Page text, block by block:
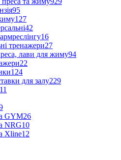
95
127
42
16
тренажери27
лави для жиму94
22
124
для залу229
11
GYM26
NRG10
Xline12